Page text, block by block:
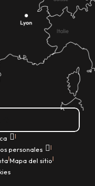
|
personales |
|Mapa del sitio|